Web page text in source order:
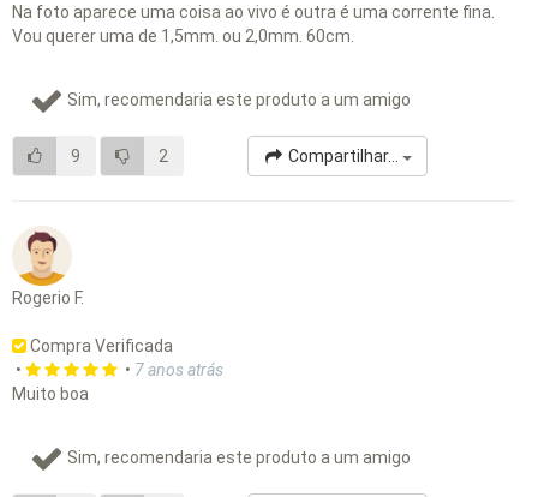
Na foto aparece uma coisa ao vivo é outra é uma corrente fina.
Vou querer uma de 1,5mm. ou 2,0mm. 60cm.
Sim, recomendaria este produto a um amigo
9 2 Compartilhar...
Rogerio F.
Compra Verificada
•
• 7 anos atrás
Muito boa
Sim, recomendaria este produto a um amigo